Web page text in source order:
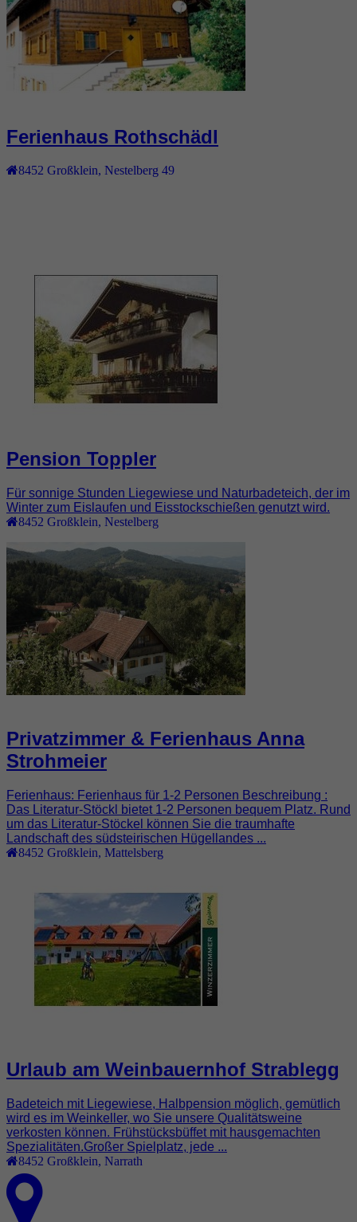
Ferienhaus Rothschädl
8452 Großklein, Nestelberg 49
Pension Toppler
Für sonnige Stunden Liegewiese und Naturbadeteich, der im
Winter zum Eislaufen und Eisstockschießen genutzt wird.
8452 Großklein, Nestelberg
Privatzimmer & Ferienhaus Anna
Strohmeier
Ferienhaus: Ferienhaus für 1-2 Personen Beschreibung :
Das Literatur-Stöckl bietet 1-2 Personen bequem Platz. Rund
um das Literatur-Stöckel können Sie die traumhafte
Landschaft des südsteirischen Hügellandes ...
8452 Großklein Mattelsberg
Urlaub am Weinbauernhof Strablegg
Badeteich mit Liegewiese, Halbpension möglich, gemütlich
wird es im Weinkeller, wo Sie unsere Qualitätsweine
verkosten können. Frühstücksbüffet mit hausgemachten
Spezialitäten.Großer Spielplatz, jede ...
8452 Großklein Narrath